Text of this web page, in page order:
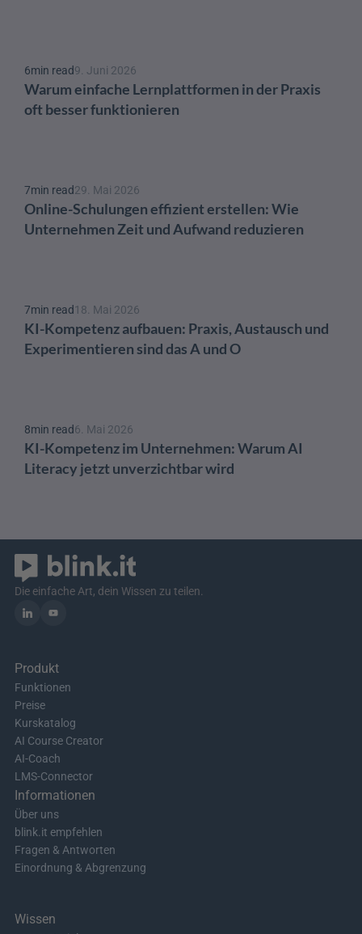
6min read9. Juni 2026
Warum einfache Lernplattformen in der Praxis
oft besser funktionieren
7min read29. Mai 2026
Online-Schulungen effizient erstellen: Wie
Unternehmen Zeit und Aufwand reduzieren
7min read18. Mai 2026
KI-Kompetenz aufbauen: Praxis, Austausch und
Experimentieren sind das A und O
8min read6. Mai 2026
KI-Kompetenz im Unternehmen: Warum AI
Literacy jetzt unverzichtbar wird
Die einfache Art, dein Wissen zu teilen.
Produkt
Funktionen
Preise
Kurskatalog
AI Course Creator
AI-Coach
LMS-Connector
Informationen
Über uns
blink.it empfehlen
Fragen & Antworten
Einordnung & Abgrenzung
Wissen